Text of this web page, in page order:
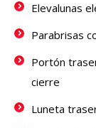
Elevalunas
Parabrisas
Portón
cierre
Luneta